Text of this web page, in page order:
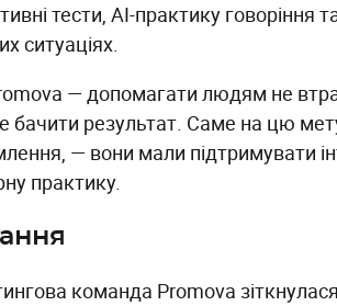
тести, AI-практику
ситуаціях.
— допомагати людям не
результат. Саме на цю
— вони мали підтримувати
практику.
команда Promova